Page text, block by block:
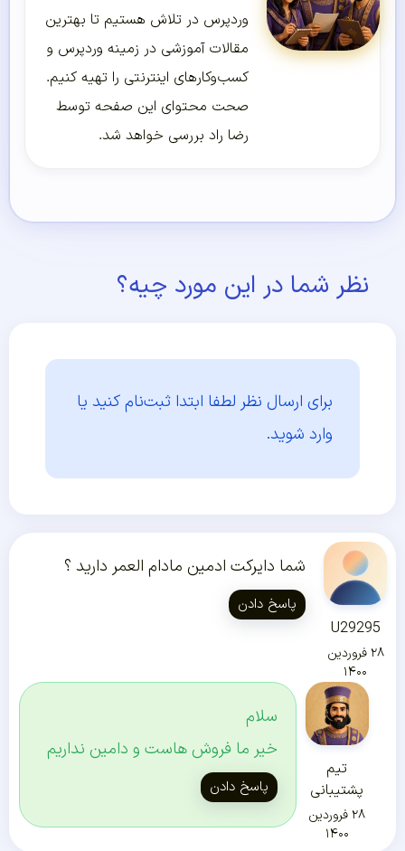
وردپرس در تلاش هستیم تا بهترین
مقالات آموزشی در زمینه وردپرس و
کسب‌و‌کارهای اینترنتی را تهیه کنیم.
صحت محتوای این صفحه توسط
رضا راد بررسی خواهد شد.
نظر شما در این مورد چیه؟
برای ارسال نظر لطفا ابتدا ثبت‌نام کنید یا
وارد شوید.
U29295
۲۸ فروردین
۱۴۰۰
شما دایرکت ادمین مادام العمر دارید ؟
پاسخ دادن
تیم
پشتیبانی
۲۸ فروردین
۱۴۰۰
سلام
خیر ما فروش هاست و دامین نداریم
پاسخ دادن